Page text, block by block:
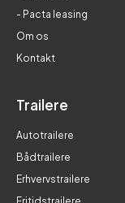
- Pacta leasing
Om os
Kontakt
Trailere
Autotrailere
Bådtrailere
Erhvervstrailere